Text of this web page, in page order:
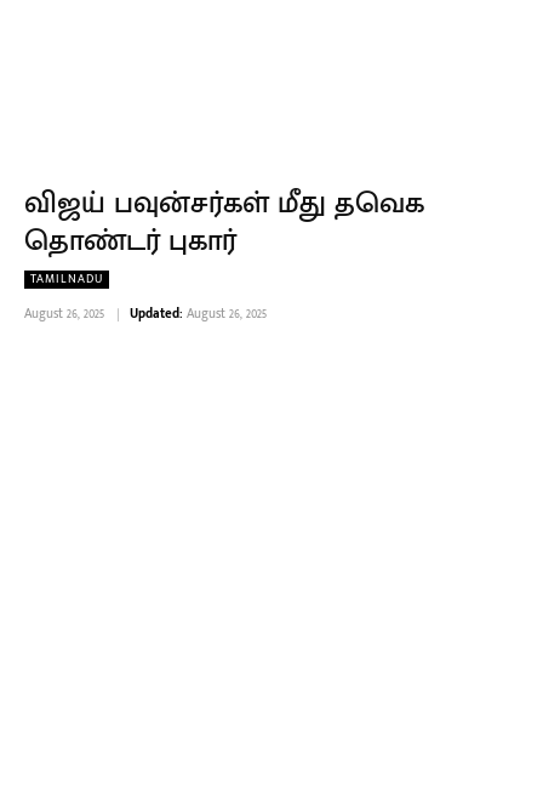
விஜய் பவுன்சர்கள் மீது தவெக
தொண்டர் புகார்
TAMILNADU
August 26, 2025 Updated: August 26, 2025